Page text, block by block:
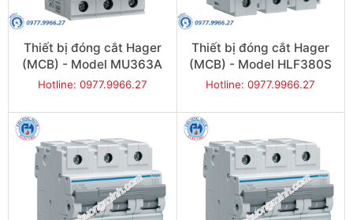
Thiết bị đóng cắt Hager
(MCB) - Model MU363A
Hotline: 0977.9966.27
Thiết bị đóng cắt Hager
(MCB) - Model HLF380S
Hotline: 0977.9966.27